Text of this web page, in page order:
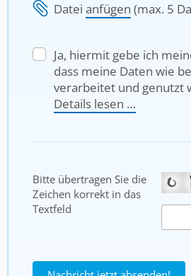
Datei anfügen (max. 5
Ja, hiermit gebe ich
dass meine Daten wie
verarbeitet und genutzt
Details lesen …
Bitte übertragen Sie die
Zeichen korrekt in das
Textfeld